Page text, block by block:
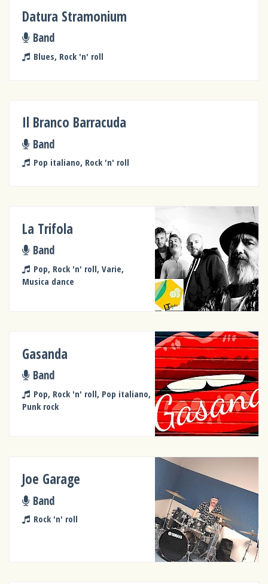
Datura Stramonium
Band
Blues, Rock 'n' roll
Il Branco Barracuda
Band
Pop italiano, Rock 'n' roll
La Trifola
Band
Pop, Rock 'n' roll, Varie,
Musica dance
Gasanda
Band
Pop, Rock 'n' roll, Pop italiano,
Punk rock
Joe Garage
Band
Rock 'n' roll